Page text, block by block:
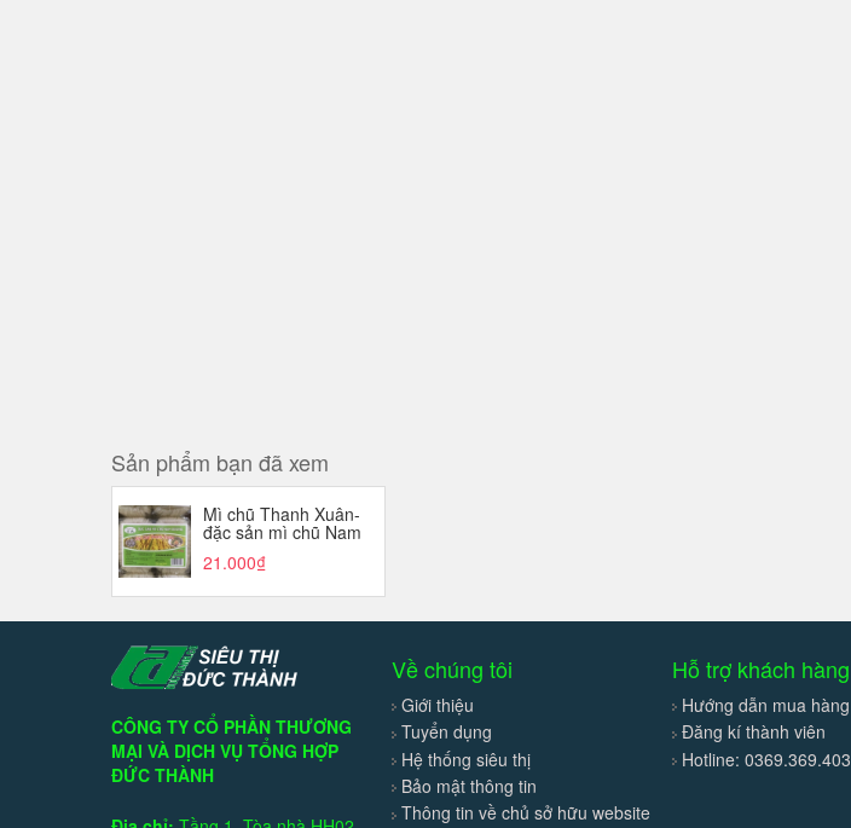
Sản phẩm bạn đã xem
Mì chũ Thanh Xuân-
đặc sản mì chũ Nam
Dương (400g).
21.000₫
CÔNG TY CỔ PHẦN THƯƠNG
MẠI VÀ DỊCH VỤ TỔNG HỢP
ĐỨC THÀNH
Về chúng tôi
Giới thiệu
Tuyển dụng
Hệ thống siêu thị
Bảo mật thông tin
Thông tin về chủ sở hữu website
Hỗ trợ khách hàng
Hướng dẫn mua hàng
Đăng kí thành viên
Hotline: 0369.369.403